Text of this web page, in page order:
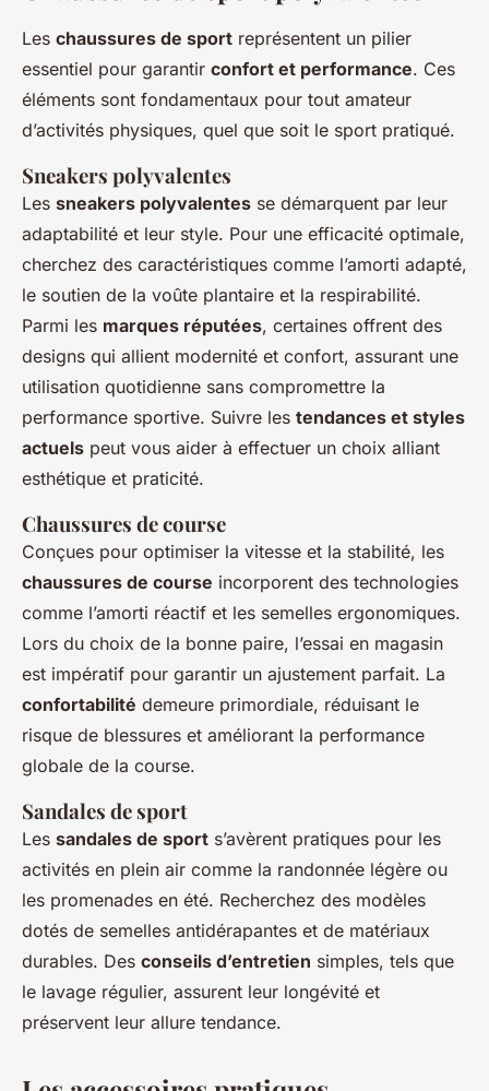
Les chaussures de sport représentent un pilier
essentiel pour garantir confort et performance. Ces
éléments sont fondamentaux pour tout amateur
d’activités physiques, quel que soit le sport pratiqué.
Sneakers polyvalentes
Les sneakers polyvalentes se démarquent par leur
adaptabilité et leur style. Pour une efficacité optimale,
cherchez des caractéristiques comme l’amorti adapté,
le soutien de la voûte plantaire et la respirabilité.
Parmi les marques réputées, certaines offrent des
designs qui allient modernité et confort, assurant une
utilisation quotidienne sans compromettre la
performance sportive. Suivre les tendances et styles
actuels peut vous aider à effectuer un choix alliant
esthétique et praticité.
Chaussures de course
Conçues pour optimiser la vitesse et la stabilité, les
chaussures de course incorporent des technologies
comme l’amorti réactif et les semelles ergonomiques.
Lors du choix de la bonne paire, l’essai en magasin
est impératif pour garantir un ajustement parfait. La
confortabilité demeure primordiale, réduisant le
risque de blessures et améliorant la performance
globale de la course.
Sandales de sport
Les sandales de sport s’avèrent pratiques pour les
activités en plein air comme la randonnée légère ou
les promenades en été. Recherchez des modèles
dotés de semelles antidérapantes et de matériaux
durables. Des conseils d’entretien simples, tels que
le lavage régulier, assurent leur longévité et
préservent leur allure tendance.